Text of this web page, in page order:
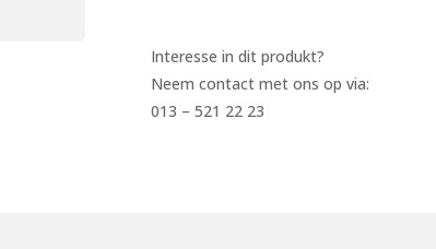
Interesse in dit produkt?
Neem contact met ons op via:
013 – 521 22 23